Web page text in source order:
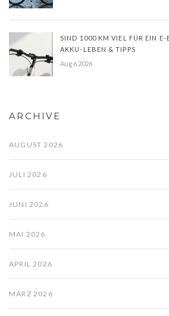
SIND 1000 KM VIEL FÜR EIN E-
AKKU-LEBEN & TIPPS
Aug 6 2026
ARCHIVE
AUGUST 2026
JULI 2026
JUNI 2026
MAI 2026
APRIL 2026
MÄRZ 2026